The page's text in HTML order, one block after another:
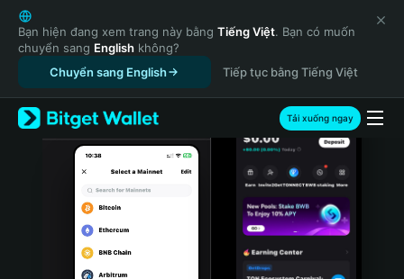
English
日本語
Tiếng Việt
Русский
Español (Latinoamérica)
Türkçe
Italiano
Português (Portugal)
Bahasa Indonesia
Bạn hiện đang xem trang này bằng Tiếng Việt. Bạn có muốn
chuyển sang English không?
Chuyển sang English
Tiếp tục bằng Tiếng Việt
Tải xuống ngay